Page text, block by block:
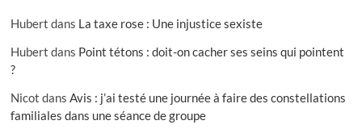
Hubert dans La taxe rose : Une injustice sexiste
Hubert dans Point tétons : doit-on cacher ses seins qui pointent
?
Nicot dansAvis : j’ai testé une journée à faire des constellations
familiales dans une séance de groupe